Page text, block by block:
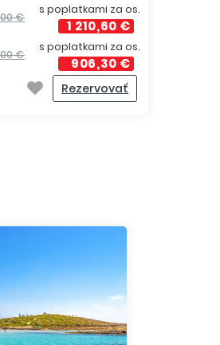
€
s poplatkami za os.
1 210,60 €
€
s poplatkami za os.
906,30 €
Rezervovať